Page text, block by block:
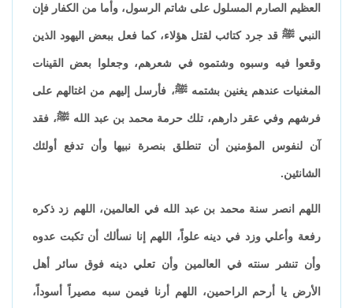
العظيم الصارم المسلول على شاتم الرسول، وأما من الكفار فإن
النبي ﷺ قد جرد كتائب لقتل هؤلاء، كما فعل ببعض اليهود الذين
وقعوا فيه وسبوه وشتموه في شعرهم، وجعلوا بعض القينات
المغنيات عندهم يغنين بشتمه ﷺ، فأرسل إليهم من اغتالهم على
فرشهم وفي عقر دارهم، تلك حرمة محمد بن عبد الله ﷺ، فقد
آن لنفوس المؤمنين أن تنطلق بنصرة نبيها وأن تدفع أولئك
الشانئين.
اللهم انصر سنة محمد بن عبد الله في العالمين، اللهم زد ذكره
رفعة وأعلي وزد في دينه علواً، اللهم إنا نسألك أن تكبت عدوه
وأن تنشر سنته في العالمين وأن تعلي دينه فوق سائر أهل
الأرض يا أرحم الراحمين، اللهم أرنا فيمن سبه مصيراً أسوداً،